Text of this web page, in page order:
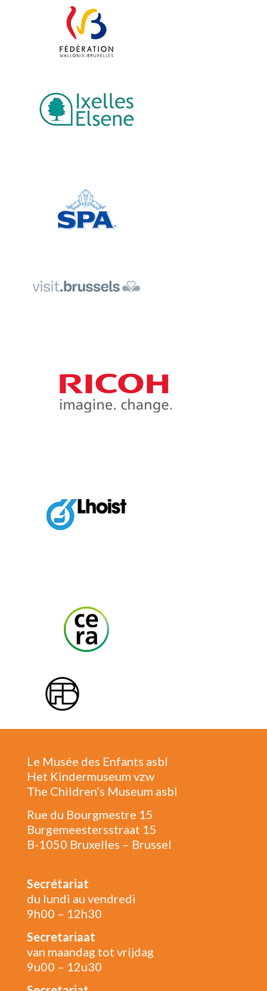
Le Musée des Enfants asbl
Het Kindermuseum vzw
The Children’s Museum asbl
Rue du Bourgmestre 15
Burgemeestersstraat 15
B-1050 Bruxelles – Brussel
Secrétariat
du lundi au vendredi
9h00 – 12h30
Secretariaat
van maandag tot vrijdag
9u00 – 12u30